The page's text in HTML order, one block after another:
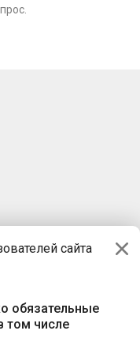
сайта
обязательные
том числе
пр-т Независимости